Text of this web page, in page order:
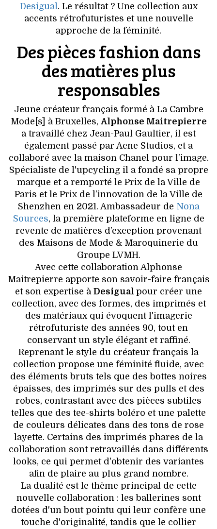
Desigual. Le résultat ? Une collection aux
accents rétrofuturistes et une nouvelle
approche de la féminité.
Des pièces fashion dans
des matières plus
responsables
Jeune créateur français formé à La Cambre
Mode[s] à Bruxelles, Alphonse Maitrepierre
a travaillé chez Jean-Paul Gaultier, il est
également passé par Acne Studios, et a
collaboré avec la maison Chanel pour l'image.
Spécialiste de l'upcycling il a fondé sa propre
marque et a remporté le Prix de la Ville de
Paris et le Prix de l’innovation de la Ville de
Shenzhen en 2021. Ambassadeur de Nona
Sources, la première plateforme en ligne de
revente de matières d’exception provenant
des Maisons de Mode & Maroquinerie du
Groupe LVMH.
Avec cette collaboration Alphonse
Maitrepierre apporte son savoir-faire français
et son expertise à Desigual pour créer une
collection, avec des formes, des imprimés et
des matériaux qui évoquent l'imagerie
rétrofuturiste des années 90, tout en
conservant un style élégant et raffiné.
Reprenant le style du créateur français la
collection propose une féminité fluide, avec
des éléments bruts tels que des bottes noires
épaisses, des imprimés sur des pulls et des
robes, contrastant avec des pièces subtiles
telles que des tee-shirts boléro et une palette
de couleurs délicates dans des tons de rose
layette. Certains des imprimés phares de la
collaboration sont retravaillés dans différents
looks, ce qui permet d'obtenir des variantes
afin de plaire au plus grand nombre.
La dualité est le thème principal de cette
nouvelle collaboration : les ballerines sont
dotées d'un bout pointu qui leur confère une
touche d'originalité, tandis que le collier